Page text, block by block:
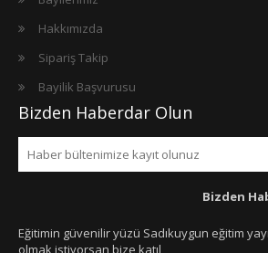
Hakkımızda
Sipariş Takip
Bayilik Başvurusu
Bizden Haberdar Olun
Bizden
Eğitimin güvenilir yüzü Sadıkuygun eğitim